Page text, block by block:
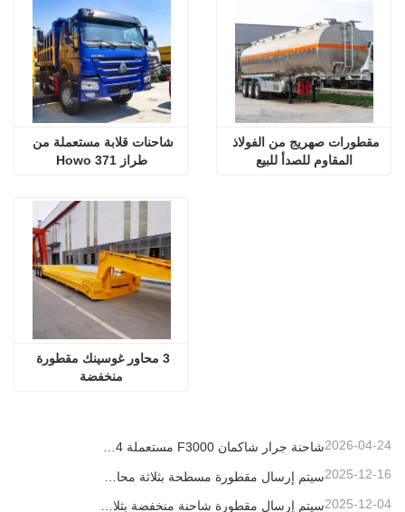
طراز Howo 371
المقاوم للصدأ للبيع
منخفضة
شاحنة جرار شاكمان F3000 مستعملة 6x4 جاهزة للتصدير إلى نيجيريا 2026-04-24
2025-12-16
2025-12-04